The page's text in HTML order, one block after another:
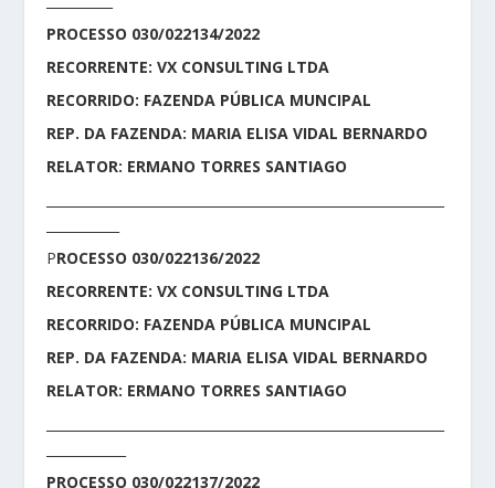
PROCESSO 030/022134/2022
RECORRENTE: VX CONSULTING LTDA
RECORRIDO: FAZENDA PÚBLICA MUNCIPAL
REP. DA FAZENDA: MARIA ELISA VIDAL BERNARDO
RELATOR: ERMANO TORRES SANTIAGO
PROCESSO 030/022136/2022
RECORRENTE: VX CONSULTING LTDA
RECORRIDO: FAZENDA PÚBLICA MUNCIPAL
REP. DA FAZENDA: MARIA ELISA VIDAL BERNARDO
RELATOR: ERMANO TORRES SANTIAGO
PROCESSO 030/022137/2022